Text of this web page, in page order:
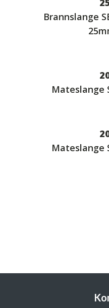
Brannslange
Mateslange
Mateslange